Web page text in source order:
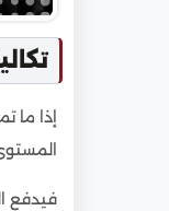
إذا ما